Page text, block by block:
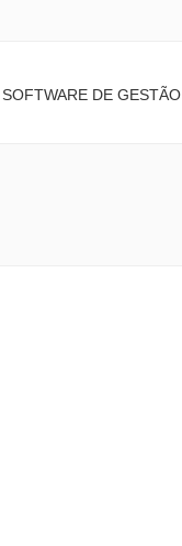
SOFTWARE DE GESTÃO